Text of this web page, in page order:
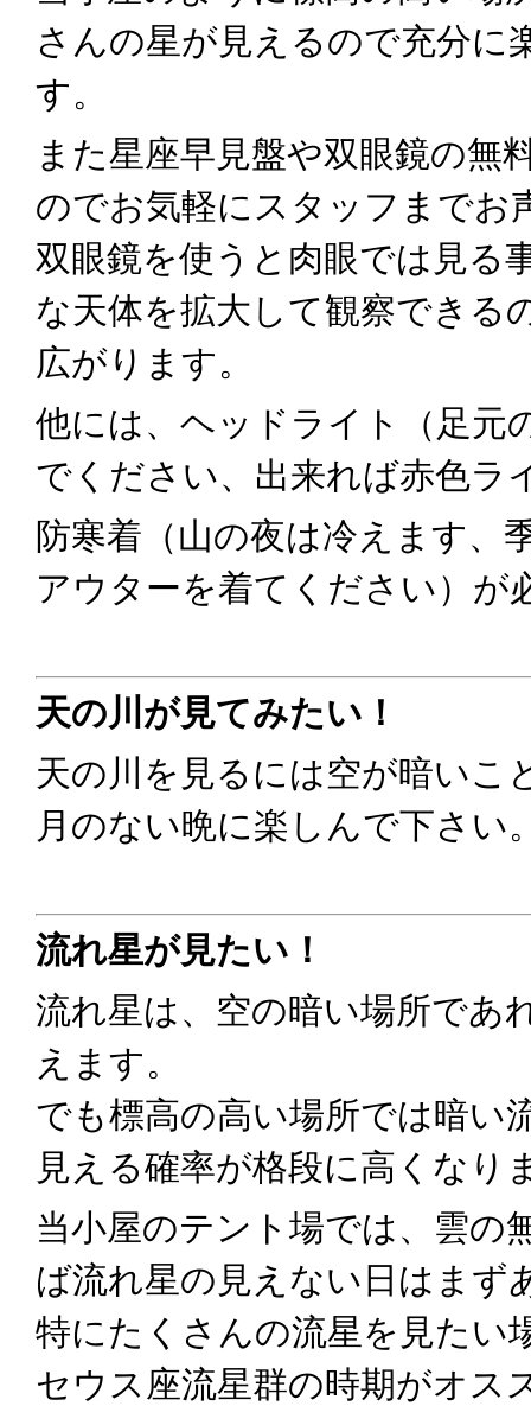
さんの星が見えるので充分に
す。
また星座早見盤や双眼鏡の無
のでお気軽にスタッフまでお
双眼鏡を使うと肉眼では見る
な天体を拡大して観察できる
広がります。
他には、ヘッドライト（足元
でください、出来れば赤色ラ
防寒着（山の夜は冷えます、
アウターを着てください）が
天の川が見てみたい！
天の川を見るには空が暗いこ
月のない晩に楽しんで下さい
流れ星が見たい！
流れ星は、空の暗い場所であ
えます。
でも標高の高い場所では暗い
見える確率が格段に高くなり
当小屋のテント場では、雲の
ば流れ星の見えない日はまず
特にたくさんの流星を見たい
セウス座流星群の時期がオス